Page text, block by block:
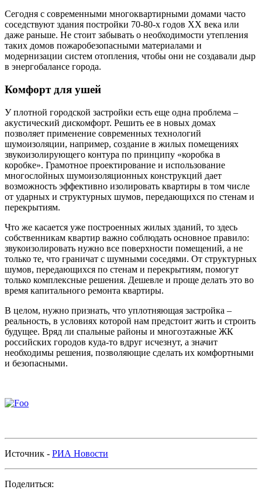
Сегодня с современными многоквартирными домами часто
соседствуют здания постройки 70-80-х годов XX века или
даже раньше. Не стоит забывать о необходимости утепления
таких домов пожаробезопасными материалами и
модернизации систем отопления, чтобы они не создавали дыр
в энергобалансе города.
Комфорт для ушей
У плотной городской застройки есть еще одна проблема –
акустический дискомфорт. Решить ее в новых домах
позволяет применение современных технологий
шумоизоляции, например, создание в жилых помещениях
звукоизолирующего контура по принципу «коробка в
коробке». Грамотное проектирование и использование
многослойных шумоизоляционных конструкций дает
возможность эффективно изолировать квартиры в том числе
от ударных и структурных шумов, передающихся по стенам и
перекрытиям.
Что же касается уже построенных жилых зданий, то здесь
собственникам квартир важно соблюдать основное правило:
звукоизолировать нужно все поверхности помещений, а не
только те, что граничат с шумными соседями. От структурных
шумов, передающихся по стенам и перекрытиям, помогут
только комплексные решения. Дешевле и проще делать это во
время капитального ремонта квартиры.
В целом, нужно признать, что уплотняющая застройка –
реальность, в условиях которой нам предстоит жить и строить
будущее. Вряд ли спальные районы и многоэтажные ЖК
российских городов куда-то вдруг исчезнут, а значит
необходимы решения, позволяющие сделать их комфортными
и безопасными.
Источник - РИА Новости
Поделиться: